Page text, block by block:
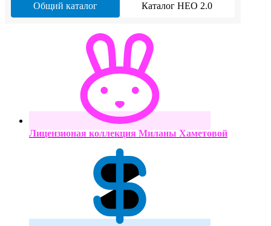
Общий каталог Каталог НЕО 2.0
Лицензионая коллекция Миланы Хаметовой